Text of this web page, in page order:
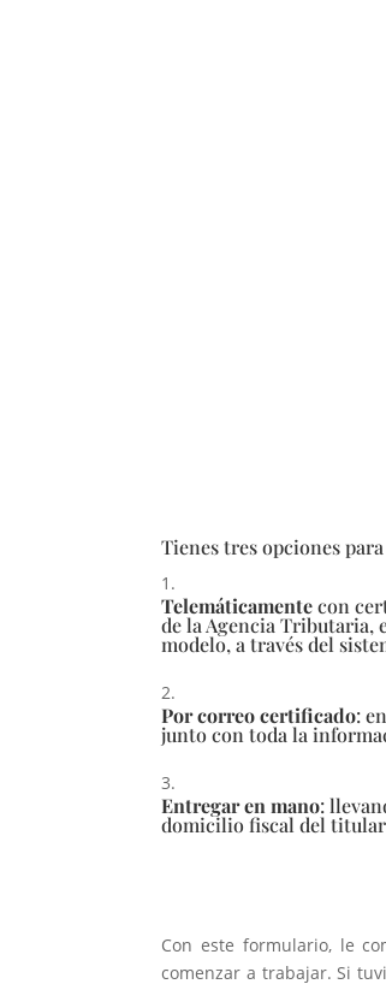
Tienes tres opciones
Telemáticamentecon
de la Agencia Tributaria,
modelo, a través del
Por correo certificado:
junto con toda la
Entregar en mano:
domicilio fiscal del titular
Con este formulario, le
comenzar a trabajar. Si